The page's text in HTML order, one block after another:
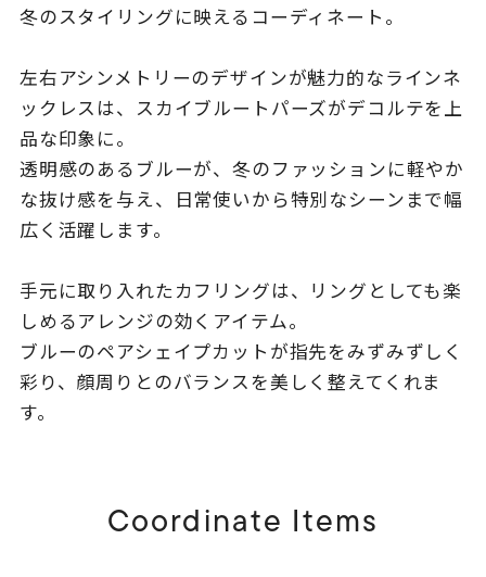
リングサイズ
～
価格
在庫 在庫ありのみ すべて表示
冬のスタイリングに映えるコーディネート。
左右アシンメトリーのデザインが魅力的なラインネ
ックレスは、スカイブルートパーズがデコルテを上
品な印象に。
透明感のあるブルーが、冬のファッションに軽やか
な抜け感を与え、日常使いから特別なシーンまで幅
広く活躍します。
手元に取り入れたカフリングは、リングとしても楽
しめるアレンジの効くアイテム。
ブルーのペアシェイプカットが指先をみずみずしく
彩り、顔周りとのバランスを美しく整えてくれま
す。
Coordinate Items